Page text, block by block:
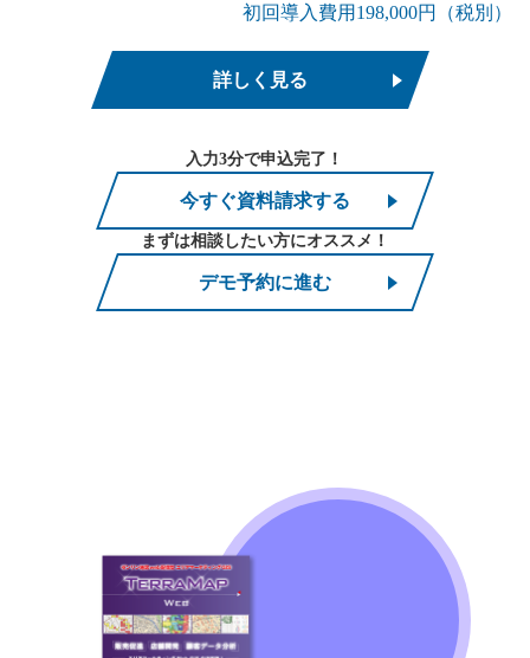
初回導入費用198,000円（税別）
詳しく見る
入力3分で申込完了！
今すぐ資料請求する
まずは相談したい方にオススメ！
デモ予約に進む